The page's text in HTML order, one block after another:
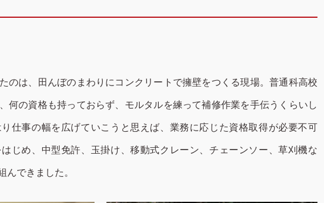
のは、田んぼのまわりにコンクリートで擁壁をつくる現場。普通科高校
何の資格も持っておらず、モルタルを練って補修作業を手伝うくらいし
仕事の幅を広げていこうと思えば、業務に応じた資格取得が必要不可
じめ、中型免許、玉掛け、移動式クレーン、チェーンソー、草刈機な
んできました。